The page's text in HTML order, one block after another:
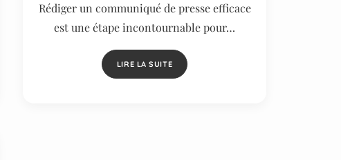
Rédiger un communiqué de presse efficace
est une étape incontournable pour…
LIRE LA SUITE